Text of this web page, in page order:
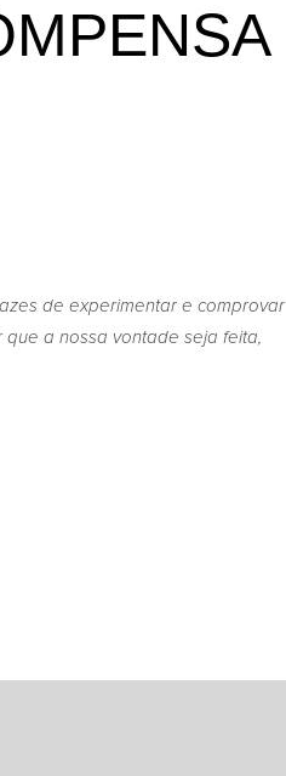
de experimentar e comprovar
a nossa vontade seja feita,